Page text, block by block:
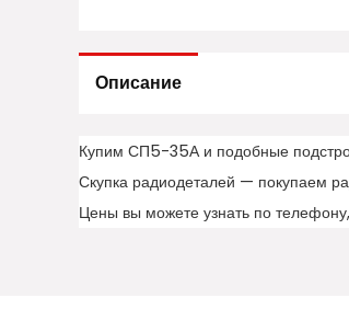
Описание
Купим СП5-35А и подобные
Скупка радиодеталей — покупаем
Цены вы можете узнать по